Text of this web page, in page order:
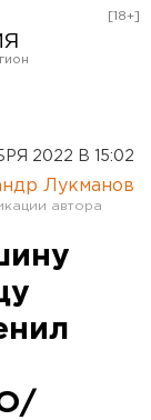
[18+]
2022 В 15:02
Лукманов